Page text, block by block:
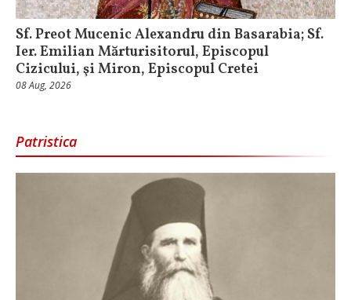
Sf. Preot Mucenic Alexandru din Basarabia; Sf.
Ier. Emilian Mărturisitorul, Episcopul
Cizicului, şi Miron, Episcopul Cretei
08 Aug, 2026
Patristica